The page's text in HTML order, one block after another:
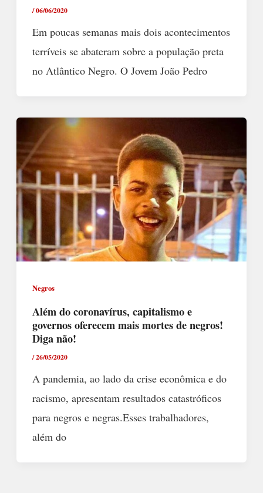
/06/06/2020
Em poucas semanas mais dois acontecimentos
terríveis se abateram sobre a população preta
no Atlântico Negro. O Jovem João Pedro
Negros
Além do coronavírus, capitalismo e
governos oferecem mais mortes de negros!
Diga não!
/26/05/2020
A pandemia, ao lado da crise econômica e do
racismo, apresentam resultados catastróficos
para negros e negras.Esses trabalhadores,
além do